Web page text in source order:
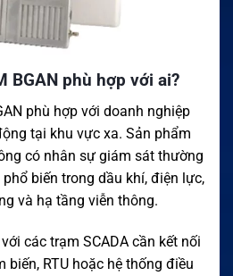
BGAN phù hợp với ai?
phù hợp với doanh nghiệp
tại khu vực xa. Sản phẩm
có nhân sự giám sát thường
biến trong dầu khí, điện lực,
và hạ tầng viễn thông.
các trạm SCADA cần kết nối
biến, RTU hoặc hệ thống điều